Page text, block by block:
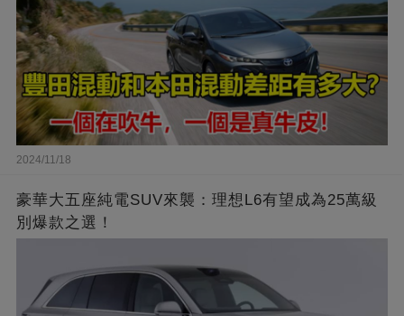
2024/11/18
豪華大五座純電SUV來襲：理想L6有望成為25萬級
別爆款之選！